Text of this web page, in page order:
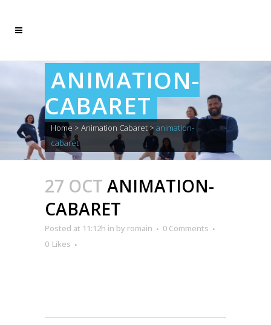
ANIMATION-
CABARET
Home > Animation Cabaret> animation-
cabaret
27 OCT ANIMATION-
CABARET
Posted at 11:12h in by romain
0 Comments
0 Likes